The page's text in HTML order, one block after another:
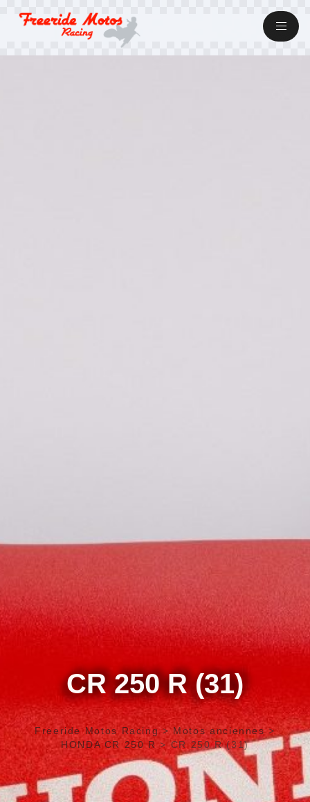
CR 250 R (31)
Freeride Motos Racing> Motos anciennes>
HONDA CR 250 R >CR 250 R (31)